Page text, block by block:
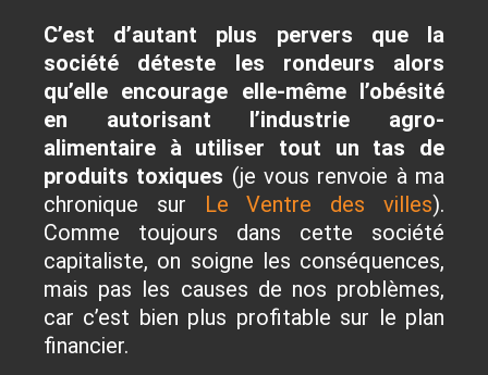
C’est d’autant plus pervers que la
société déteste les rondeurs alors
qu’elle encourage elle-même l’obésité
en autorisant l’industrie agro-
alimentaire à utiliser tout un tas de
produits toxiques (je vous renvoie à ma
chronique sur Le Ventre des villes).
Comme toujours dans cette société
capitaliste, on soigne les conséquences,
mais pas les causes de nos problèmes,
car c’est bien plus profitable sur le plan
financier.